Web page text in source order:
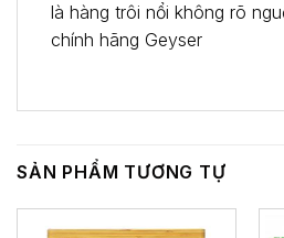
là hàng trôi nổi không rõ
chính hãng Geyser
SẢN PHẨM TƯƠNG TỰ